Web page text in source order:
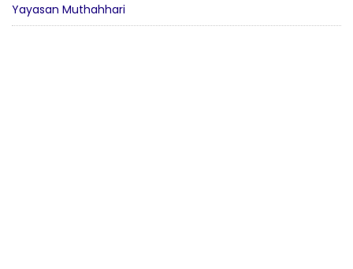
Yayasan Muthahhari